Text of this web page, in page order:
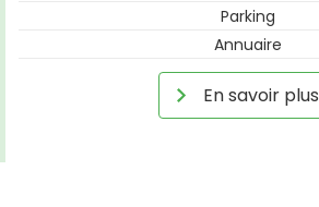
Parking
Annuaire
En savoir plus